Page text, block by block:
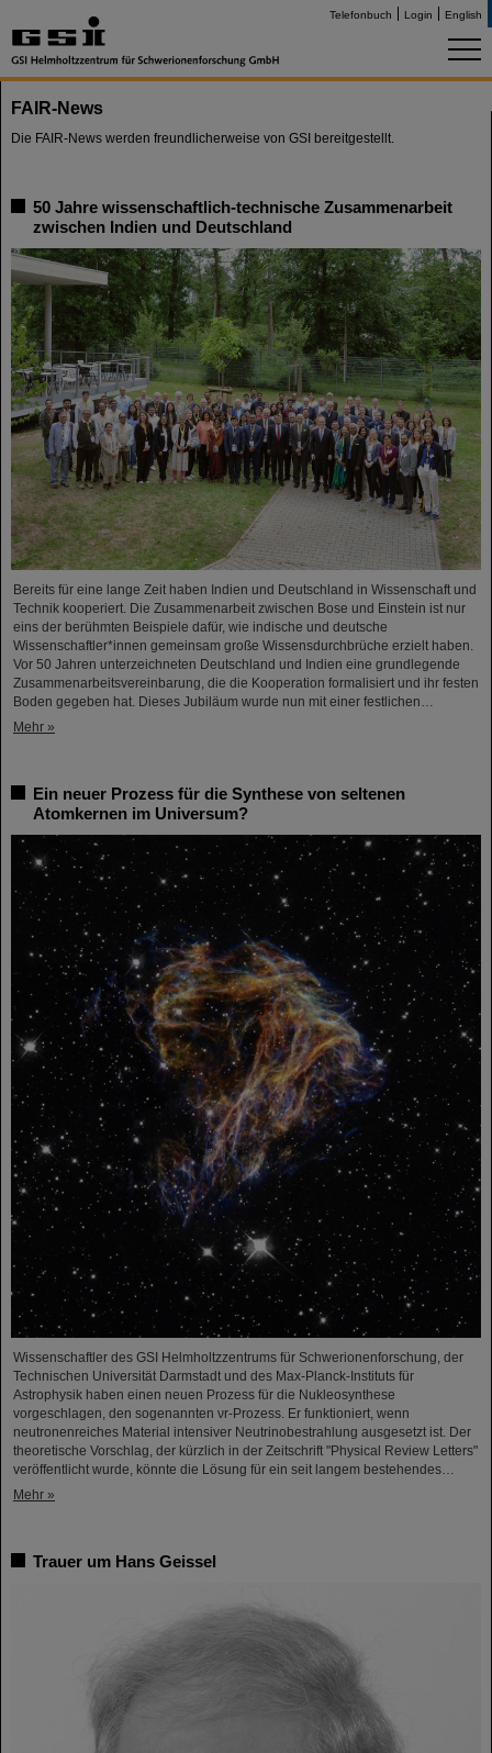
Telefonbuch Login English
FAIR-News
Die FAIR-News werden freundlicherweise von GSI bereitgestellt.
50 Jahre wissenschaftlich-technische Zusammenarbeit
zwischen Indien und Deutschland
Bereits für eine lange Zeit haben Indien und Deutschland in Wissenschaft und
Technik kooperiert. Die Zusammenarbeit zwischen Bose und Einstein ist nur
eins der berühmten Beispiele dafür, wie indische und deutsche
Wissenschaftler*innen gemeinsam große Wissensdurchbrüche erzielt haben.
Vor 50 Jahren unterzeichneten Deutschland und Indien eine grundlegende
Zusammenarbeitsvereinbarung, die die Kooperation formalisiert und ihr festen
Boden gegeben hat. Dieses Jubiläum wurde nun mit einer festlichen…
Mehr »
Ein neuer Prozess für die Synthese von seltenen
Atomkernen im Universum?
Wissenschaftler des GSI Helmholtzzentrums für Schwerionenforschung, der
Technischen Universität Darmstadt und des Max-Planck-Instituts für
Astrophysik haben einen neuen Prozess für die Nukleosynthese
vorgeschlagen, den sogenannten νr-Prozess. Er funktioniert, wenn
neutronenreiches Material intensiver Neutrinobestrahlung ausgesetzt ist. Der
theoretische Vorschlag, der kürzlich in der Zeitschrift "Physical Review Letters"
veröffentlicht wurde, könnte die Lösung für ein seit langem bestehendes…
Mehr »
Trauer um Hans Geissel